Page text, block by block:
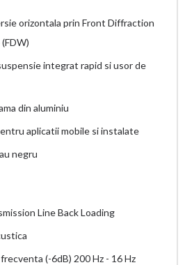
orizontala prin Front Diffraction
integrat rapid si usor de
din aluminiu
aplicatii mobile si instalate
negru
Line Back Loading
(-6dB) 200 Hz - 16 Hz